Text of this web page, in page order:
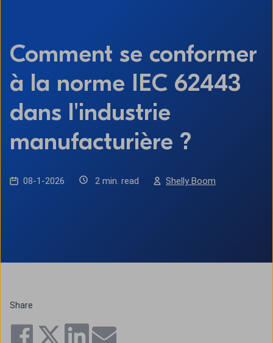
Comment se conformer
à la norme IEC 62443
dans l'industrie
manufacturière ?
08-1-2026 2 min. read Shelly Boom
Share